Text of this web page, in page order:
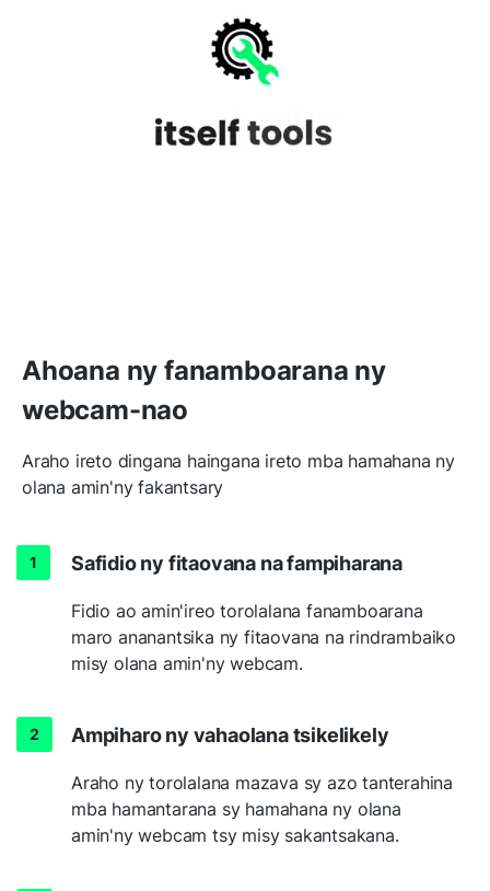
Ahoana ny fanamboarana ny
webcam-nao
Araho ireto dingana haingana ireto mba hamahana ny
olana amin'ny fakantsary
Safidio ny fitaovana na fampiharana
Fidio ao amin'ireo torolalana fanamboarana
maro ananantsika ny fitaovana na rindrambaiko
misy olana amin'ny webcam.
Ampiharo ny vahaolana tsikelikely
Araho ny torolalana mazava sy azo tanterahina
mba hamantarana sy hamahana ny olana
amin'ny webcam tsy misy sakantsakana.